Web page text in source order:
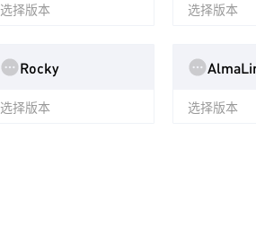
选择版本 选择版本
Rocky
选择版本 选择版本